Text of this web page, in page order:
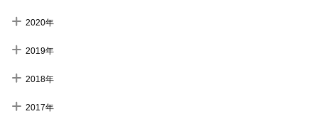
2020年
2019年
2018年
2017年